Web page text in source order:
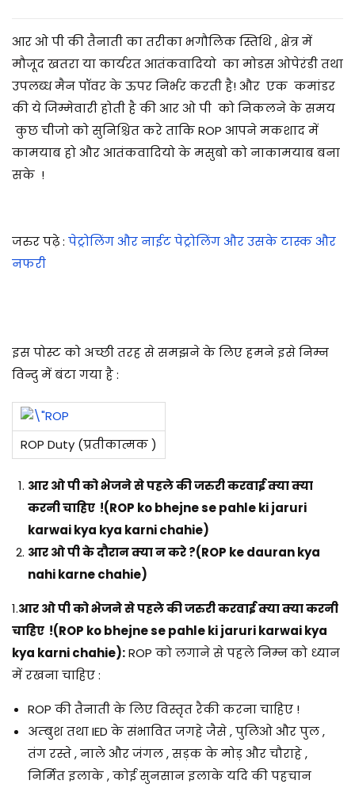
आर ओ पी की तैनाती का तरीका भगौलिक स्तिथि , क्षेत्र में
मौजूद खतरा या कार्यरत आतंकवादियो का मोडस ओपेरंडी तथा
उपलब्ध मैन पॉवर के ऊपर निर्भर करती है! और एक कमांडर
की ये जिम्मेवारी होती है की आर ओ पी को निकलने के समय
कुछ चीजो को सुनिश्चित करे ताकि ROP आपने मकशाद में
कामयाब हो और आतंकवादियो के मसुबो को नाकामयाब बना
सके !
जरुर पढ़े : पेट्रोलिंग और नाईट पेट्रोलिंग और उसके टास्क और
नफरी
इस पोस्ट को अच्छी तरह से समझने के लिएहमने इसे निम्न
विन्दु में बंटागया है :
ROP Duty (प्रतीकात्मक )
आर ओ पी को भेजने से पहले की जरुरी करवाई क्या क्या
करनी चाहिए !(ROP ko bhejne se pahle ki jaruri
karwaikya kya karni chahie)
आर ओ पी के दौरान क्या न करे ?(ROP ke dauran kya
nahi karne chahie)
1.आर ओ पी को भेजने से पहले की जरुरी करवाई क्या क्या करनी
चाहिए !(ROP ko bhejne se pahle ki jaruri karwaikya
kya karni chahie):ROP को लगाने से पहले निम्न को ध्यान
में रखना चाहिए :
ROP की तैनाती के लिए विस्तृत रैकी करना चाहिए !
अम्बुश तथा IED के संभावित जगहे जैसे , पुलिओ और पुल ,
तंग रस्ते , नाले और जंगल , सड़क के मोड़ और चौराहे ,
निर्मित इलाके , कोई सुनसान इलाके यदि की पहचान